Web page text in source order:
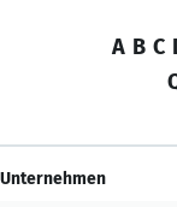
A B C
Unternehmen